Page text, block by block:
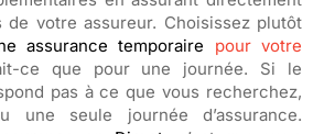
de votre assureur. Choisissez plutôt
assurance temporaire pour votre
ce que pour une journée. Si le
pas à ce que vous recherchez,
une seule journée d’assurance.